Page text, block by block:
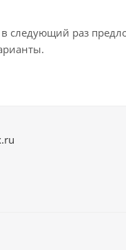
следующий раз